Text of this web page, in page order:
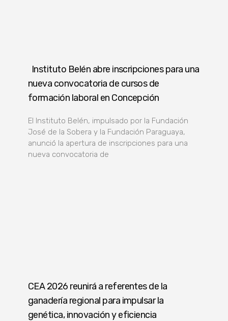
Instituto Belén abre inscripciones para una
nueva convocatoria de cursos de
formación laboral en Concepción
El Instituto Belén, impulsado por la Fundación
José de la Sobera y la Fundación Paraguaya,
anunció la apertura de inscripciones para una
nueva convocatoria de
CEA 2026 reunirá a referentes de la
ganadería regional para impulsar la
genética, innovación y eficiencia